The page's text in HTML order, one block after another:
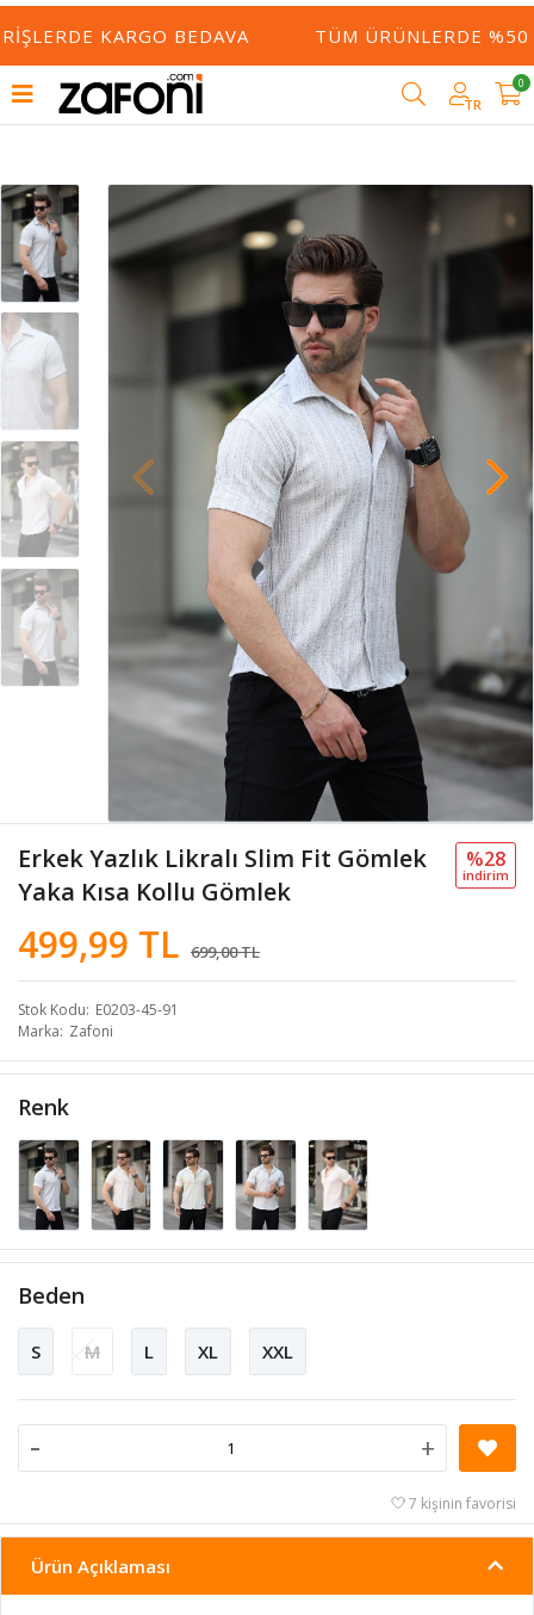
KARGO BEDAVA TÜM ÜRÜNLERDE %50
TR
0
Erkek Yazlık Likralı Slim Fit Gömlek
Yaka Kısa Kollu Gömlek
499,99 TL 699,00 TL
%28
i̇ndi̇ri̇m
Stok Kodu E0203-45-91
Marka Zafoni
Renk
Beden
S M L XL XXL
- +
7 kişinin favorisi
Ürün Açıklaması